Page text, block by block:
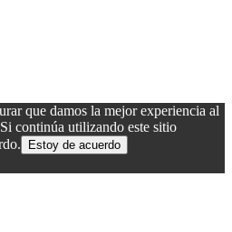
que damos la mejor experiencia al
continúa utilizando este sitio
Estoy de acuerdo